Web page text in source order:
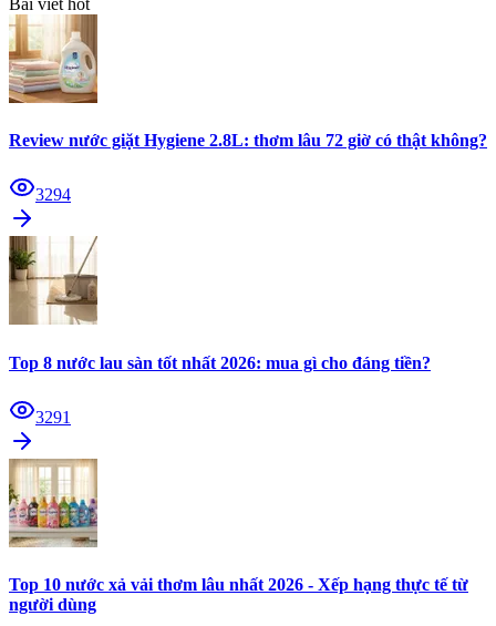
Review nước giặt Hygiene 2.8L: thơm lâu 72 giờ có thật không?
3294
Top 8 nước lau sàn tốt nhất 2026: mua gì cho đáng tiền?
3291
Top 10 nước xả vải thơm lâu nhất 2026 - Xếp hạng thực tế từ
người dùng